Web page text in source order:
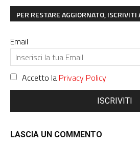
PER RESTARE AGGIORNATO,
Email
Accetto la Privacy Policy
ISCRIVITI
LASCIA UN COMMENTO